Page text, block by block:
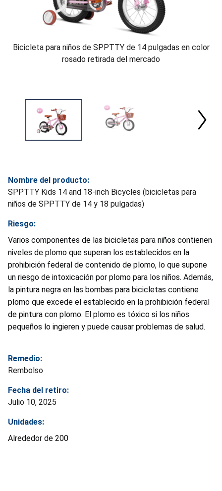
Bicicleta para niños de SPPTTY de 14 pulgadas en color
rosado retirada del mercado
Nombre del producto:
SPPTTY Kids 14 and 18-inch Bicycles (bicicletas para
niños de SPPTTY de 14 y 18 pulgadas)
Riesgo:
Varios componentes de las bicicletas para niños contienen
niveles de plomo que superan los establecidos en la
prohibición federal de contenido de plomo, lo que supone
un riesgo de intoxicación por plomo para los niños. Además,
la pintura negra en las bombas para bicicletas contiene
plomo que excede el establecido en la prohibición federal
de pintura con plomo. El plomo es tóxico si los niños
pequeños lo ingieren y puede causar problemas de salud.
Remedio:
Rembolso
Fecha del retiro:
Julio 10, 2025
Unidades:
Alrededor de 200